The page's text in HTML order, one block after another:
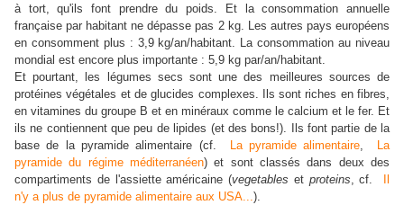
à tort, qu'ils font prendre du poids. Et la consommation annuelle
française par habitant ne dépasse pas 2 kg. Les autres pays européens
en consomment plus : 3,9 kg/an/habitant. La consommation au niveau
mondial est encore plus importante : 5,9 kg par/an/habitant.
Et pourtant, les légumes secs sont une des meilleures sources de
protéines végétales et de glucides complexes. Ils sont riches en fibres,
en vitamines du groupe B et en minéraux comme le calcium et le fer. Et
ils ne contiennent que peu de lipides (et des bons!). Ils font partie de la
base de la pyramide alimentaire (cf.
La pyramide alimentaire,
La
pyramide du régime méditerranéen) et sont classés dans deux des
compartiments de l'assiette américaine (vegetables et proteins, cf.
n'y a plus de pyramide alimentaire aux USA...).